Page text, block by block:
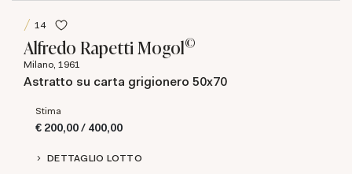
14
Alfredo Rapetti Mogol©
Milano, 1961
Astratto su carta grigionero 50x70
Stima
€ 200,00 / 400,00
DETTAGLIO LOTTO